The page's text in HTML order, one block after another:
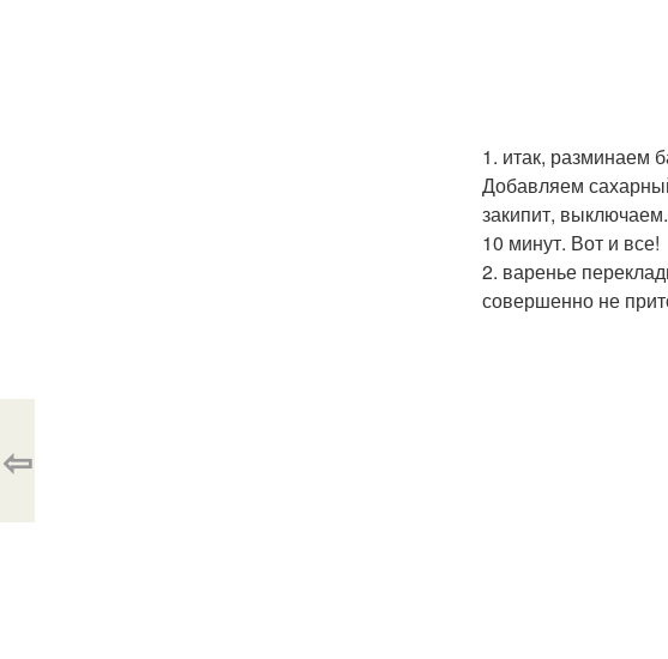
1. итак, разминаем
Добавляем
закипит,
10 минут. Вот и все!
2. варенье
совершенно не
⇦